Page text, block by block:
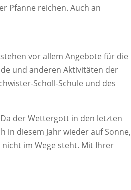
Pfanne reichen. Auch an
vor allem Angebote für die
und anderen Aktivitäten der
Scholl-Schule und des
der Wettergott in den letzten
in diesem Jahr wieder auf Sonne,
nicht im Wege steht. Mit Ihrer